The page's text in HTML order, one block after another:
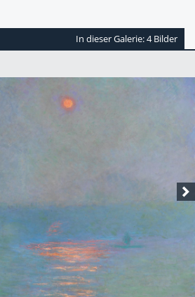
In dieser Galerie: 4 Bilder